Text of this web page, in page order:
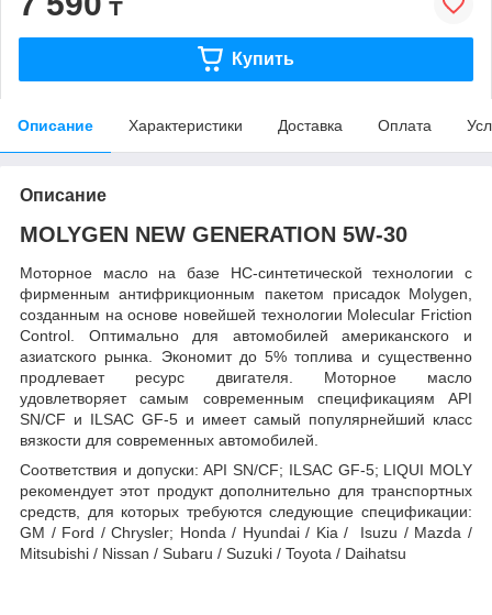
₸
Купить
Описание Характеристики Доставка Оплата
Описание
MOLYGEN NEW GENERATION 5W-30
Моторное масло на базе HC-синтетической технологии с
фирменным антифрикционным пакетом присадок Molygen,
созданным на основе новейшей технологии Molecular Friction
Control. Оптимально для автомобилей американского и
азиатского рынка. Экономит до 5% топлива и существенно
продлевает ресурс двигателя. Моторное масло
удовлетворяет самым современным спецификациям API
SN/CF и ILSAC GF-5 и имеет самый популярнейший класс
вязкости для современных автомобилей.
Соответствия и допуски: API SN/CF; ILSAC GF-5; LIQUI MOLY
рекомендует этот продукт дополнительно для транспортных
средств, для которых требуются следующие спецификации:
GM / Ford / Chrysler; Honda / Hyundai / Kia / Isuzu / Mazda /
Mitsubishi / Nissan / Subaru / Suzuki / Toyota / Daihatsu